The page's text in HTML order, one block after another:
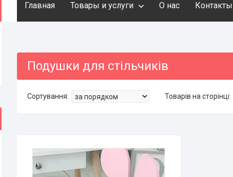
Главная Товары и услуги О нас Контакты
Подушки для стільчиків